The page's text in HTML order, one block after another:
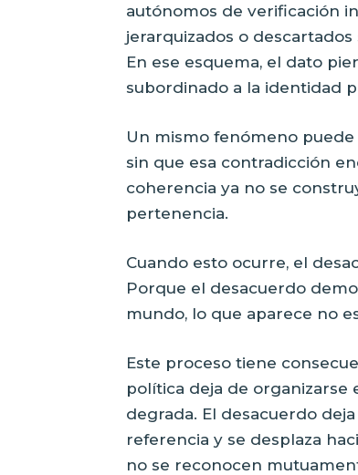
autónomos de verificación
jerarquizados o
En ese esquema, el dato
subordinado a la identidad
Un mismo fenómeno
sin que esa contradicción
coherencia ya no se
pertenencia.
Cuando esto ocurre, el
Porque el desacuerdo
mundo, lo que aparece no
Este proceso tiene
política deja de organizarse
degrada. El desacuerdo
referencia y se desplaza
no se reconocen